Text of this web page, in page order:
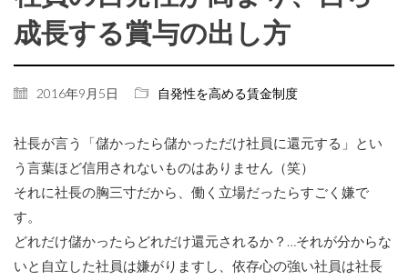
成長する賞与の出し方
2016年9月5日 自発性を高める賃金制度
社長が言う「儲かったら儲かっただけ社員に還元する」とい
う言葉ほど信用されないものはありません（笑）
それに社長の胸三寸だから、働く立場だったらすごく嫌で
す。
どれだけ儲かったらどれだけ還元されるか？…それが分からな
いと自立した社員は嫌がりますし、依存心の強い社員は社長